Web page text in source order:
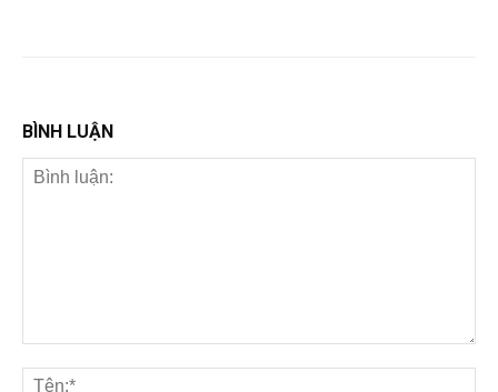
BÌNH LUẬN